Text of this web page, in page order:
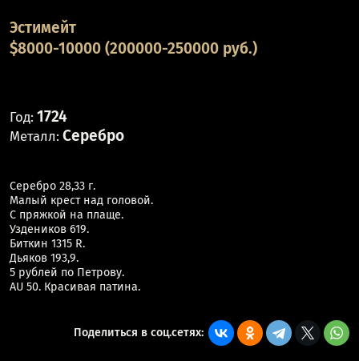
Эстимейт
$8000-10000 (200000-250000 руб.)
Год: 1724
Металл: Серебро
Серебро 28,33 г.
Малый крест над головой.
С пряжкой на плаще.
Уздеников 619.
Биткин 1315 R.
Дьяков 193,9.
5 рублей по Петрову.
AU 50. Красивая патина.
Поделиться в соц.сетях: